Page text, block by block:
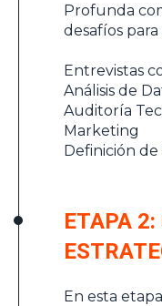
Profunda
desafíos
Entrevistas
Análisis de
Auditoría
Marketing
Definición de
ETAPA 2:
En esta